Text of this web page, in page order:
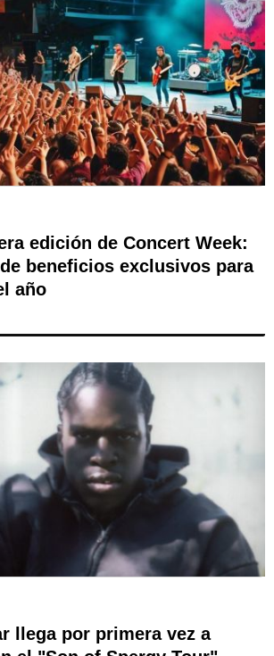
edición de Concert Week:
beneficios exclusivos para
año
llega por primera vez a